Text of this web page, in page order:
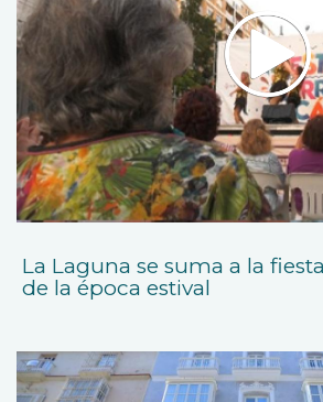
La Laguna se suma a la
de la época estival